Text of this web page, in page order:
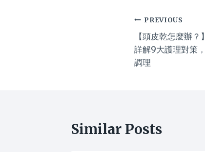
Post
PREVIOUS
【頭皮乾怎麼辦
詳解9大護理對策
調理
Similar Posts